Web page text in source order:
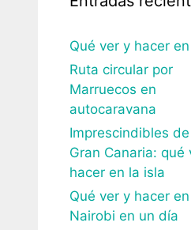
Qué ver y hacer
Ruta circular por
Marruecos en
autocaravana
Imprescindibles de
Gran Canaria: qué
hacer en la isla
Qué ver y hacer en
Nairobi en un día